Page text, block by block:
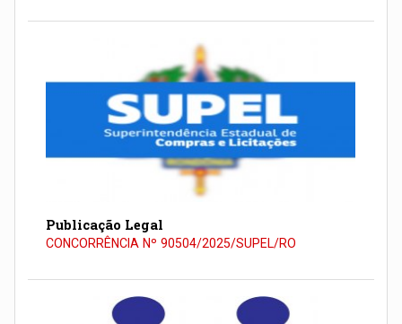
Publicação Legal
CONCORRÊNCIA Nº 90504/2025/SUPEL/RO